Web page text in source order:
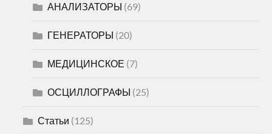
АНАЛИЗАТОРЫ (69)
ГЕНЕРАТОРЫ (20)
МЕДИЦИНСКОЕ (7)
ОСЦИЛЛОГРАФЫ (25)
Статьи (125)